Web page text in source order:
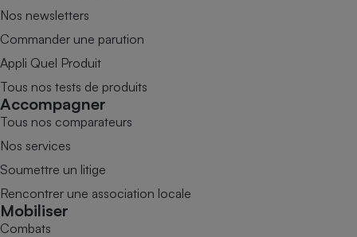
Nos newsletters
Commander une parution
Appli Quel Produit
Tous nos tests de produits
Accompagner
Tous nos comparateurs
Nos services
Soumettre un litige
Rencontrer une association locale
Mobiliser
Combats